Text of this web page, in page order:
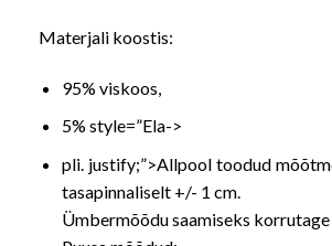
Materjali koostis:
95% viskoos,
5% style=”Ela->
pli. justify;”>Allpool toodud
tasapinnaliselt +/- 1 cm.
Ümbermõõdu saamiseks korrutage